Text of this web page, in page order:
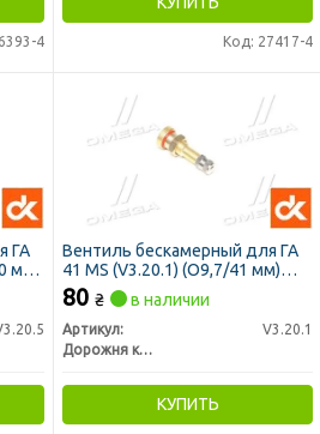
4 Код: 27417-4
ГА
мм
Вентиль бескамерный для ГА
41 MS (V3.20.1) (O9,7/41 мм)
(5626805) <ДК>
80 ₴ в наличии
Артикул:
V3.20.1
Дорожня карта
КУПИТЬ